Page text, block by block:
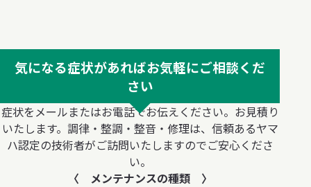
気になる症状があればお気軽にご相談くだ
さい
症状をメールまたはお電話でお伝えください。お見積り
いたします。 調律・整調・整音・修理は、信頼あるヤマ
ハ認定の技術者がご訪問いたしますのでご安心くださ
い。
〈 メンテナンスの種類 〉